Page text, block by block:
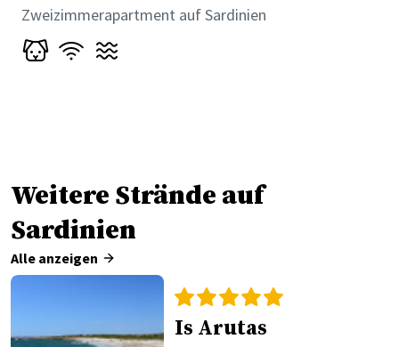
Zweizimmerapartment auf Sardinien
Weitere Strände auf
Sardinien
Alle anzeigen
Is Arutas